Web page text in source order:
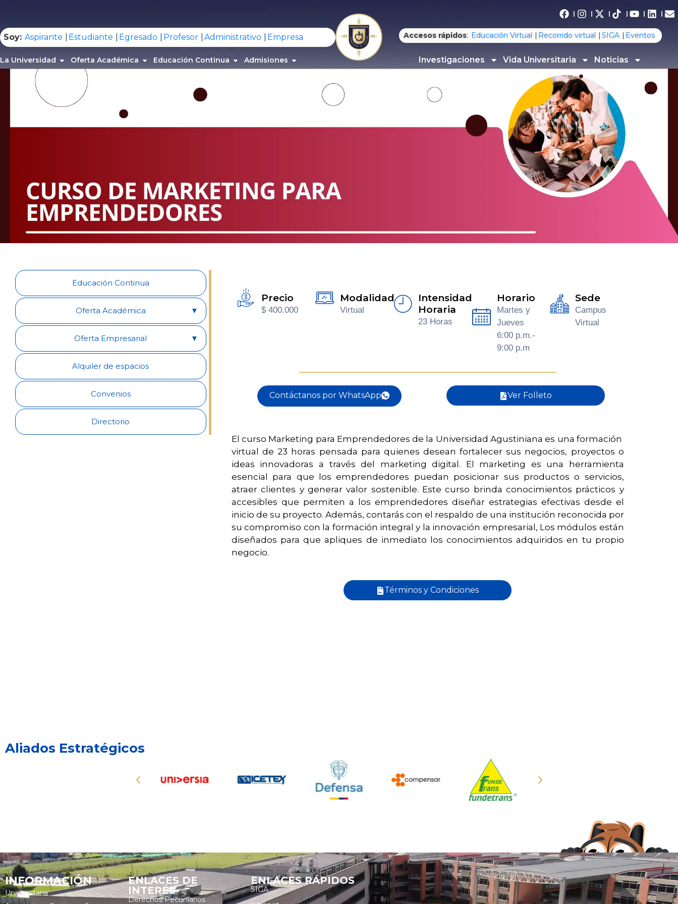
Soy: Aspirante Estudiante Egresado Profesor Administrativo Empresa
La Universidad Oferta Académica Educación Continua Admisiones
Accesos rápidos: Educación Virtual Recorrido virtual SIGA Eventos
Investigaciones Vida Universitaria Noticias
Educación Continua
Oferta Académica
Oferta Empresarial
Alquiler de espacios
Convenios
Directorio
Precio
$ 400.000
Modalidad
Virtual
Intensidad
Horaria
23 Horas
Horario
Martes y
Jueves
6:00 p.m.-
9:00 p.m
Sede
Campus
Virtual
Contáctanos por WhatsApp Ver Folleto
El curso Marketing para Emprendedores de la Universidad Agustiniana es una formación
virtual de 23 horas pensada para quienes desean fortalecer sus negocios, proyectos o
ideas innovadoras a través del marketing digital. El marketing es una herramienta
esencial para que los emprendedores puedan posicionar sus productos o servicios,
atraer clientes y generar valor sostenible. Este curso brinda conocimientos prácticos y
accesibles que permiten a los emprendedores diseñar estrategias efectivas desde el
inicio de su proyecto. Además, contarás con el respaldo de una institución reconocida por
su compromiso con la formación integral y la innovación empresarial, Los módulos están
diseñados para que apliques de inmediato los conocimientos adquiridos en tu propio
negocio.
Términos y Condiciones
Aliados Estratégicos
INFORMACIÓN
Universitaria
ENLACES DE
INTERÉS
Derechos Pecuniarios
ENLACES RÁPIDOS
SIGA